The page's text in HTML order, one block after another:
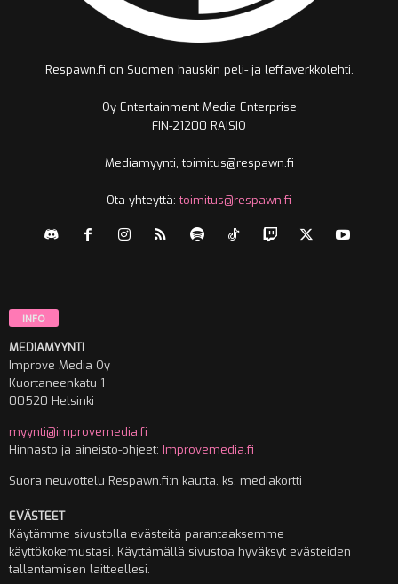
Respawn.fi on Suomen hauskin peli- ja leffaverkkolehti.
Oy Entertainment Media Enterprise
FIN-21200 RAISIO
Mediamyynti, toimitus@respawn.fi
Ota yhteyttä:toimitus@respawn.fi
INFO
MEDIAMYYNTI
Improve Media Oy
Kuortaneenkatu 1
00520 Helsinki
myynti@improvemedia.fi
Hinnasto ja aineisto-ohjeet: Improvemedia.fi
Suora neuvottelu Respawn.fi:n kautta, ks. mediakortti
EVÄSTEET
Käytämme sivustolla evästeitä parantaaksemme
käyttökokemustasi. Käyttämällä sivustoa hyväksyt evästeiden
tallentamisen laitteellesi.